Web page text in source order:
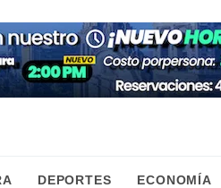
DEPORTES ECONOMÍA